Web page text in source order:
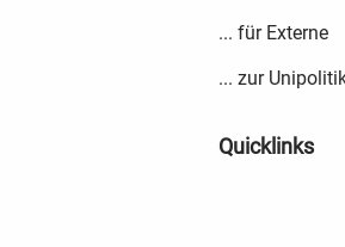
... für Externe
... zur
Quicklinks